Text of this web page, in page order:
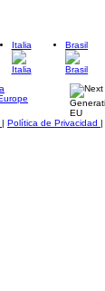
Italia Brasil
| Política de Privacidad |